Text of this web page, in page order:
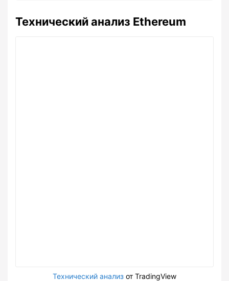
Технический анализ Ethereum
Технический анализ от TradingView